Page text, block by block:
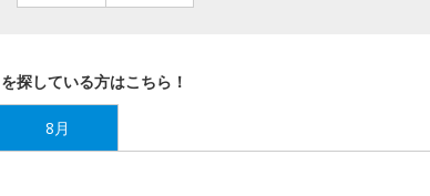
探している方はこちら！
8月